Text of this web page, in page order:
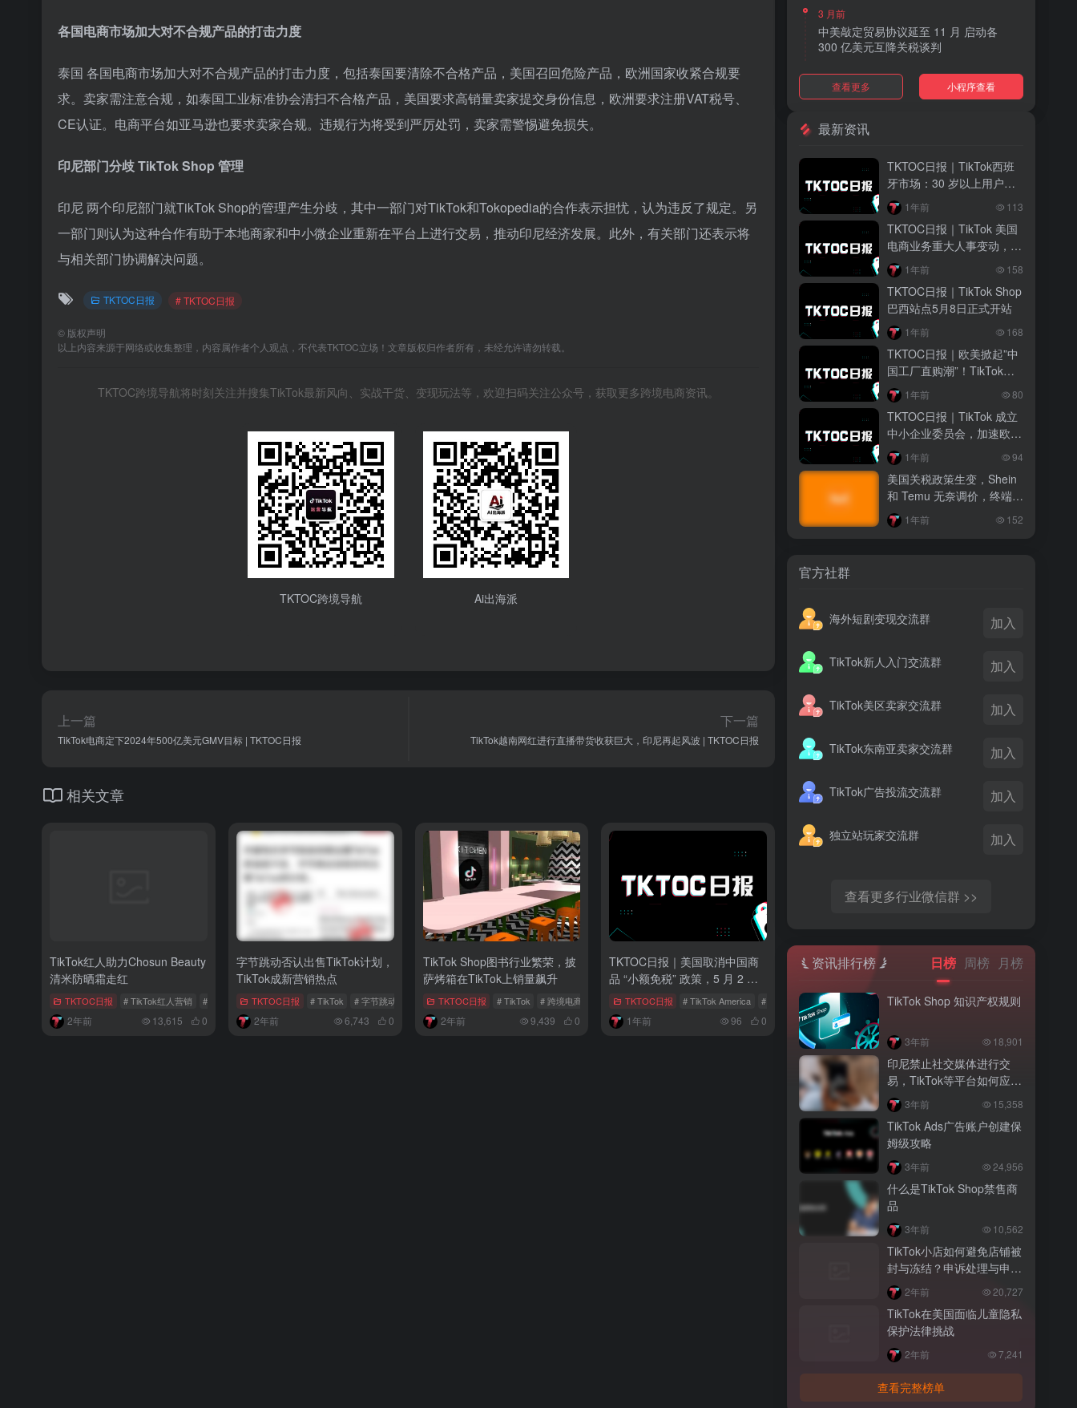
各国电商市场加大对不合规产品的打击力度
泰国 各国电商市场加大对不合规产品的打击力度，包括泰国要清除不合格产品，美国召回危险产品，欧洲国家收紧合规要
求。卖家需注意合规，如泰国工业标准协会清扫不合格产品，美国要求高销量卖家提交身份信息，欧洲要求注册VAT税号、
CE认证。电商平台如亚马逊也要求卖家合规。违规行为将受到严厉处罚，卖家需警惕避免损失。
印尼部门分歧 TikTok Shop 管理
印尼 两个印尼部门就TikTok Shop的管理产生分歧，其中一部门对TikTok和Tokopedia的合作表示担忧，认为违反了规定。另
一部门则认为这种合作有助于本地商家和中小微企业重新在平台上进行交易，推动印尼经济发展。此外，有关部门还表示将
与相关部门协调解决问题。
TKTOC日报 # TKTOC日报
© 版权声明
以上内容来源于网络或收集整理，内容属作者个人观点，不代表TKTOC立场！文章版权归作者所有，未经允许请勿转载。
TKTOC跨境导航将时刻关注并搜集TikTok最新风向、实战干货、变现玩法等，欢迎扫码关注公众号，获取更多跨境电商资讯。
TKTOC跨境导航 Ai出海派
上一篇
TikTok电商定下2024年500亿美元GMV目标 | TKTOC日报
下一篇
TikTok越南网红进行直播带货收获巨大，印尼再起风波 | TKTOC日报
相关文章
TikTok红人助力Chosun Beauty
清米防晒霜走红
TKTOC日报 # TikTok红人营销 # Z世代 # TikTok红人
2年前 13,615 0
字节跳动否认出售TikTok计划，
TikTok成新营销热点
TKTOC日报 # TikTok # 字节跳动 # 亚马逊宠物用品
2年前 6,743 0
TikTok Shop图书行业繁荣，披
萨烤箱在TikTok上销量飙升
TKTOC日报 # TikTok # 跨境电商 # 社交媒体营销
2年前 9,439 0
TKTOC日报｜美国取消中国商
品 “小额免税” 政策，5 月 2 日
起生效
TKTOC日报 # TikTok America # 欧洲电商 # TikTok Shop
1年前 96 0
3 月前
中美敲定贸易协议延至 11 月 启动各
300 亿美元互降关税谈判
3 月前
TikTok Shop 上线 “三日达” 标签 履约
3 月前
AI 购物代理化趋势明显 30% 美国消费
者接受 AI 代下单
TikTok Shop 爱尔兰全面开放入驻 本土
品牌可零门槛开店
音乐节降噪耳塞风靡欧美 DTC 品牌单日
营收突破 200 万元
越南监管出手核查Shopee、TikTok
Shop涨价行为，佣金调整遭调查
TikTok Shop 印尼推出出海项目 助力本
土品牌开拓东南亚市场
TikTok Shop 英美周榜出炉 美妆家居成
查看更多 小程序查看
最新资讯
TKTOC日报｜TikTok西班
牙市场：30 岁以上用户成
消费主力，女性引领
1年前 113
TKTOC日报｜TikTok 美国
电商业务重大人事变动，木
青接管整体运营
1年前 158
TKTOC日报｜TikTok Shop
巴西站点5月8日正式开站
1年前 168
TKTOC日报｜欧美掀起”中
国工厂直购潮”！TikTok教
程带火淘宝/DHgate
1年前 80
TKTOC日报｜TikTok 成立
中小企业委员会，加速欧洲
市场扩张
1年前 94
美国关税政策生变，Shein
和 Temu 无奈调价，终端消
费者受波及
1年前 152
官方社群
海外短剧变现交流群 加入
TikTok新人入门交流群 加入
TikTok美区卖家交流群 加入
TikTok东南亚卖家交流群 加入
TikTok广告投流交流群 加入
独立站玩家交流群 加入
查看更多行业微信群 >>
资讯排行榜 日榜 周榜 月榜
TikTok Shop 知识产权规则
3年前 18,901
印尼禁止社交媒体进行交
易，TikTok等平台如何应
对？ 3年前 15,358
TikTok Ads广告账户创建保
姆级攻略
3年前 24,956
什么是TikTok Shop禁售商
品
3年前 10,562
TikTok小店如何避免店铺被
封与冻结？申诉处理与申诉
策略 2年前 20,727
TikTok在美国面临儿童隐私
保护法律挑战
2年前 7,241
查看完整榜单